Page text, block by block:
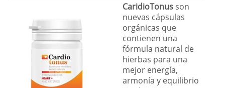
CaridioTonus son
nuevas cápsulas
orgánicas que
contienen una
fórmula natural de
hierbas para una
mejor energía,
armonía y equilibrio